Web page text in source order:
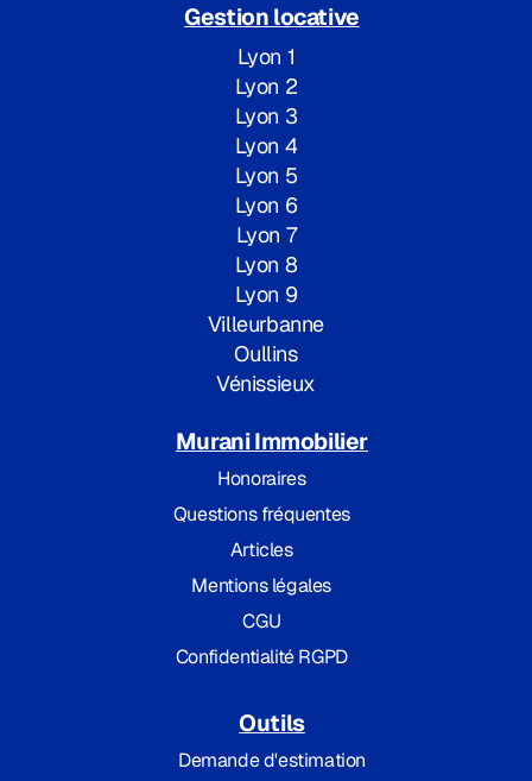
Gestion locative
Lyon 1
Lyon 2
Lyon 3
Lyon 4
Lyon 5
Lyon 6
Lyon 7
Lyon 8
Lyon 9
Villeurbanne
Oullins
Vénissieux
Murani Immobilier
Honoraires
Questions fréquentes
Articles
Mentions légales
CGU
Confidentialité RGPD
Outils
Demande d'estimation